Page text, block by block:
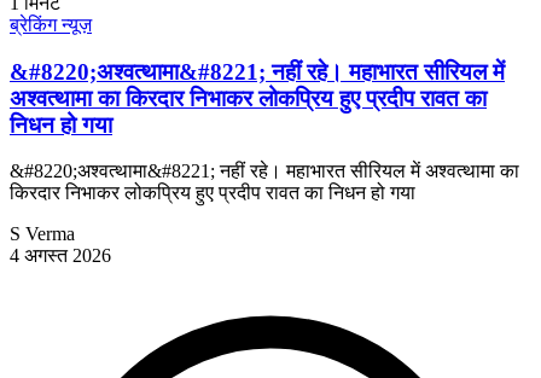
ब्रेकिंग न्यूज़
&#8220;अश्वत्थामा&#8221; नहीं रहे। महाभारत सीरियल में
अश्वत्थामा का किरदार निभाकर लोकप्रिय हुए प्रदीप रावत का
निधन हो गया
&#8220;अश्वत्थामा&#8221; नहीं रहे। महाभारत सीरियल में अश्वत्थामा का
किरदार निभाकर लोकप्रिय हुए प्रदीप रावत का निधन हो गया
S Verma
4 अगस्त 2026